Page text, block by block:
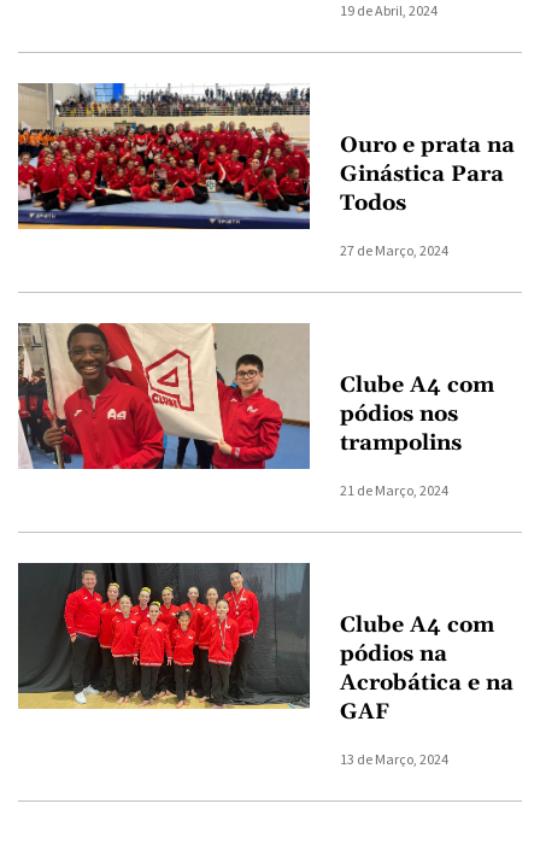
19 de Abril, 2024
Ouro e prata na
Ginástica Para
Todos
27 de Março, 2024
Clube A4 com
pódios nos
trampolins
21 de Março, 2024
Clube A4 com
pódios na
Acrobática e na
GAF
13 de Março, 2024